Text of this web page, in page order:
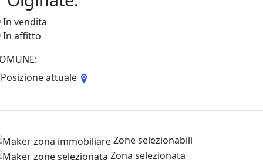
In vendita
In affitto
Posizione attuale
Zone selezionabili
Zona selezionata